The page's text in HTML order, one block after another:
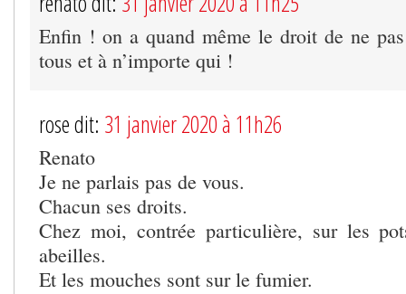
Enfin ! on a quand même le droit de ne
tous et à n’importe qui !
rose dit: 31 janvier 2020 à 11h26
Renato
Je ne parlais pas de vous.
Chacun ses droits.
Chez moi, contrée particulière, sur les
abeilles.
Et les mouches sont sur le fumier.